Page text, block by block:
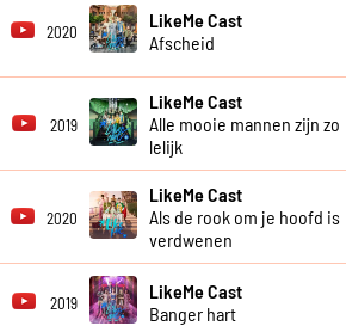
2020
LikeMe Cast
Afscheid
2019
LikeMe Cast
Alle mooie mannen zijn zo
lelijk
2020
LikeMe Cast
Als de rook om je hoofd is
verdwenen
2019
LikeMe Cast
Banger hart